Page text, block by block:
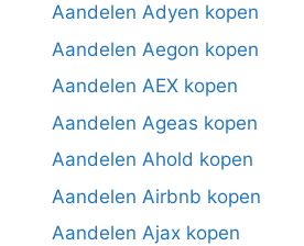
Aandelen Adyen kopen
Aandelen Aegon kopen
Aandelen AEX kopen
Aandelen Ageas kopen
Aandelen Ahold kopen
Aandelen Airbnb kopen
Aandelen Ajax kopen